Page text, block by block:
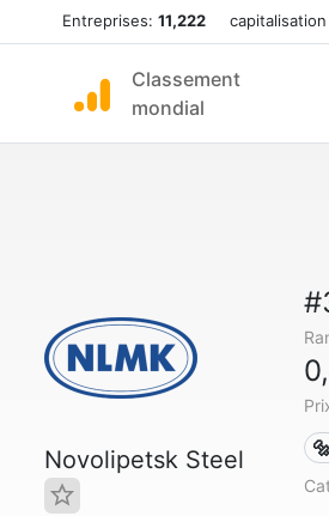
Entreprises: 11,222 capitalisation
Classement
mondial
Novolipetsk Steel